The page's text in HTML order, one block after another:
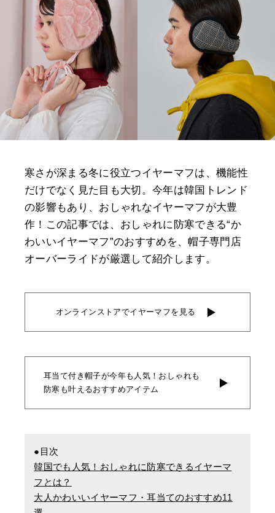
寒さが深まる冬に役立つイヤーマフは、機能性
だけでなく見た目も大切。今年は韓国トレンド
の影響もあり、おしゃれなイヤーマフが大豊
作！この記事では、おしゃれに防寒できる“か
わいいイヤーマフ”のおすすめを、帽子専門店
オーバーライドが厳選して紹介します。
オンラインストアでイヤーマフを見る
耳当て付き帽子が今年も人気！おしゃれも
防寒も叶えるおすすめアイテム
●目次
韓国でも人気！おしゃれに防寒できるイヤーマ
フとは？
大人かわいいイヤーマフ・耳当てのおすすめ11